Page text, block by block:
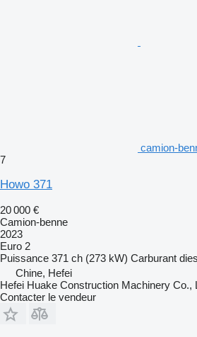
camion-
7
Howo 371
20 000 €
Camion-benne
2023
Euro 2
Puissance 371 ch (273 kW) Carburant
Chine, Hefei
Hefei Huake Construction Machinery Co.,
Contacter le vendeur